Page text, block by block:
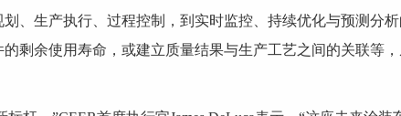
、生产执行、过程控制，到实时监控、持续优化与预测分
剩余使用寿命，或建立质量结果与生产工艺之间的关联等